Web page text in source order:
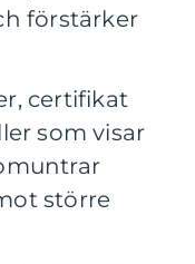
förstärker
certifikat
som visar
större